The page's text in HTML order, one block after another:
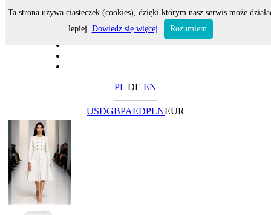
PL DE EN
USDGBPAEDPLNEUR
Ta strona używa ciasteczek (cookies), dzięki którym nasz serwis może
lepiej. Dowiedz się więcej Rozumiem